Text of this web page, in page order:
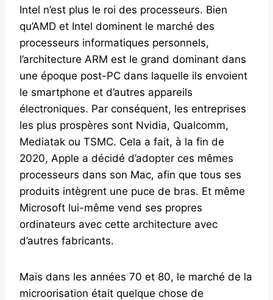
Intel n’est plus le roi des processeurs. Bien
qu’AMD et Intel dominent le marché des
processeurs informatiques personnels,
l’architecture ARM est le grand dominant dans
une époque post-PC dans laquelle ils envoient
le smartphone et d’autres appareils
électroniques. Par conséquent, les entreprises
les plus prospères sont Nvidia, Qualcomm,
Mediatak ou TSMC. Cela a fait, à la fin de
2020, Apple a décidé d’adopter ces mêmes
processeurs dans son Mac, afin que tous ses
produits intègrent une puce de bras. Et même
Microsoft lui-même vend ses propres
ordinateurs avec cette architecture avec
d’autres fabricants.
Mais dans les années 70 et 80, le marché de la
microorisation était quelque chose de